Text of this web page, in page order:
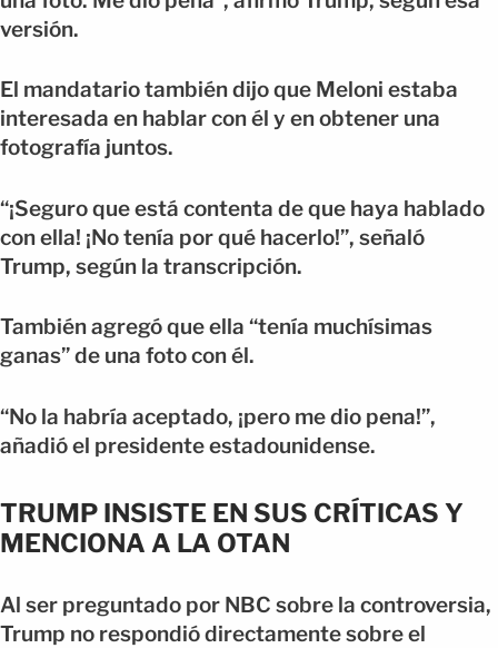
versión.
El mandatario también dijo que Meloni estaba
interesada en hablar con él y en obtener una
fotografía juntos.
“¡Seguro que está contenta de que haya hablado
con ella! ¡No tenía por qué hacerlo!”, señaló
Trump, según la transcripción.
También agregó que ella “tenía muchísimas
ganas” de una foto con él.
“No la habría aceptado, ¡pero me dio pena!”,
añadió el presidente estadounidense.
TRUMP INSISTE EN SUS CRÍTICAS Y
MENCIONA A LA OTAN
Al ser preguntado por NBC sobre la controversia,
Trump no respondió directamente sobre el